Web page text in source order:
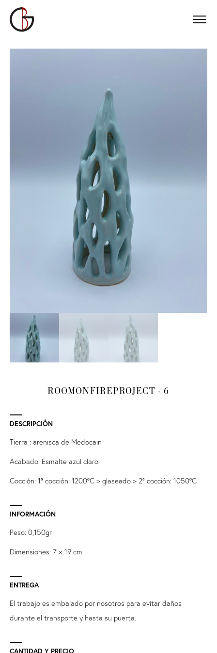
ROOMONFIREPROJECT - 6
DESCRIPCIÓN
Tierra : arenisca de Medocain
Acabado: Esmalte azul claro
Cocción: 1ª cocción: 1200°C > glaseado > 2ª cocción: 1050°C
INFORMACIÓN
Peso: 0,150gr
Dimensiones: 7 × 19 cm
ENTREGA
El trabajo es embalado por nosotros para evitar daños
durante el transporte y hasta su puerta.
CANTIDAD Y PRECIO